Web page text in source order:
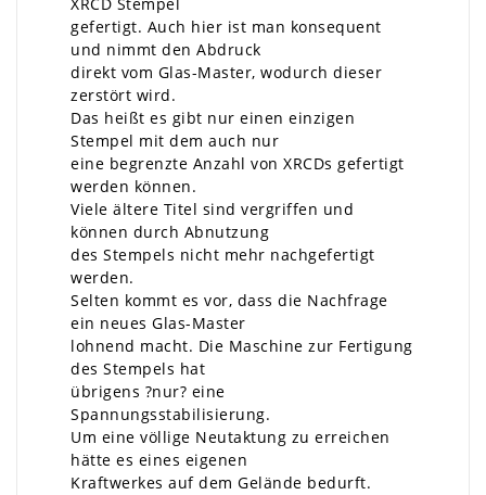
gefertigt. Auch hier ist man konsequent
und nimmt den Abdruck
direkt vom Glas-Master, wodurch dieser
zerstört wird.
Das heißt es gibt nur einen einzigen
Stempel mit dem auch nur
eine begrenzte Anzahl von XRCDs gefertigt
werden können.
Viele ältere Titel sind vergriffen und
können durch Abnutzung
des Stempels nicht mehr nachgefertigt
werden.
Selten kommt es vor, dass die Nachfrage
ein neues Glas-Master
lohnend macht. Die Maschine zur Fertigung
des Stempels hat
übrigens ?nur? eine
Spannungsstabilisierung.
Um eine völlige Neutaktung zu erreichen
hätte es eines eigenen
Kraftwerkes auf dem Gelände bedurft.